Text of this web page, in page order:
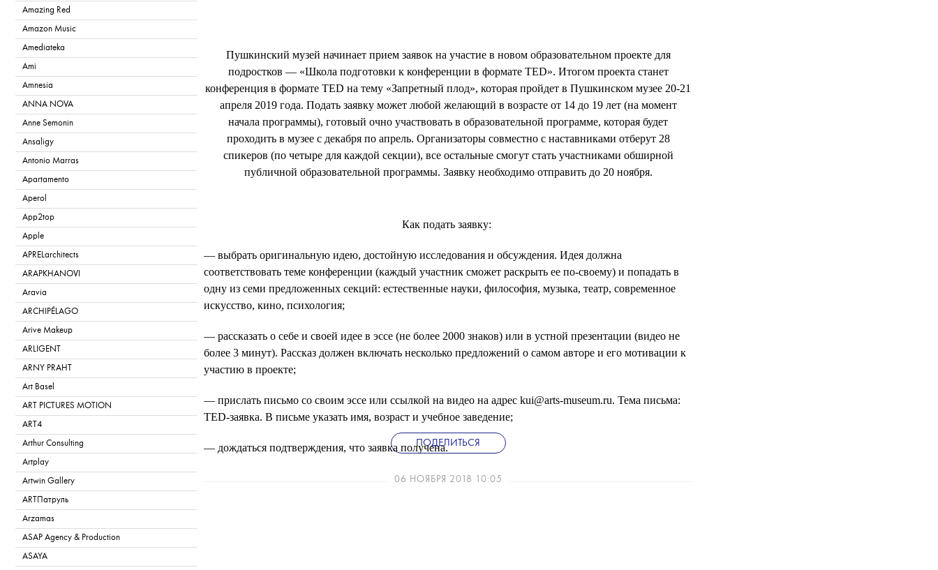
Amazing Red
Amazon Music
Amediateka
Ami
Amnesia
ANNA NOVA
Anne Semonin
Ansaligy
Antonio Marras
Apartamento
Aperol
App2top
Apple
APRELarchitects
ARAPKHANOVI
Aravia
ARCHIPÉLAGO
Arive Makeup
ARLIGENT
ARNY PRAHT
Art Basel
ART PICTURES MOTION
ART4
Arthur Consulting
Artplay
Artwin Gallery
ARTПатруль
Arzamas
ASAP Agency & Production
ASAYA
Пушкинский музей начинает прием заявок на участие в новом образовательном проекте для
подростков — «Школа подготовки к конференции в формате TED». Итогом проекта станет
конференция в формате TED на тему «Запретный плод», которая пройдет в Пушкинском музее 20-21
апреля 2019 года. Подать заявку может любой желающий в возрасте от 14 до 19 лет (на момент
начала программы), готовый очно участвовать в образовательной программе, которая будет
проходить в музее с декабря по апрель. Организаторы совместно с наставниками отберут 28
спикеров (по четыре для каждой секции), все остальные смогут стать участниками обширной
публичной образовательной программы. Заявку необходимо отправить до 20 ноября.
Как подать заявку:
— выбрать оригинальную идею, достойную исследования и обсуждения. Идея должна
соответствовать теме конференции (каждый участник сможет раскрыть ее по-своему) и попадать в
одну из семи предложенных секций: естественные науки, философия, музыка, театр, современное
искусство, кино, психология;
— рассказать о себе и своей идее в эссе (не более 2000 знаков) или в устной презентации (видео не
более 3 минут). Рассказ должен включать несколько предложений о самом авторе и его мотивации к
участию в проекте;
— прислать письмо со своим эссе или ссылкой на видео на адрес kui@arts-museum.ru. Тема письма:
TED-заявка. В письме указать имя, возраст и учебное заведение;
— дождаться подтверждения, что заявка получена.ПОДЕЛИТЬСЯ
06 НОЯБРЯ 2018 10:05
T